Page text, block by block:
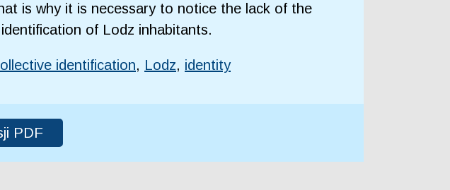
is why it is necessary to notice the lack of the
of Lodz inhabitants.
identification, Lodz, identity
PDF